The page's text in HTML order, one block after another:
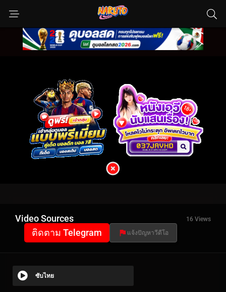
Video Sources 16 Views
ติดตาม Telegram แจ้งปัญหาวีดีโอ
ซับไทย